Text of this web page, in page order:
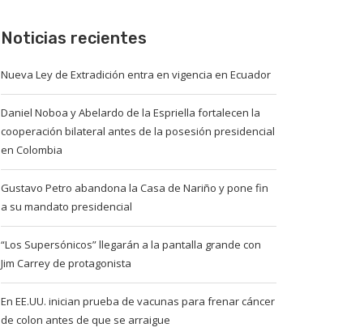
Noticias recientes
Nueva Ley de Extradición entra en vigencia en Ecuador
Daniel Noboa y Abelardo de la Espriella fortalecen la
cooperación bilateral antes de la posesión presidencial
en Colombia
Gustavo Petro abandona la Casa de Nariño y pone fin
a su mandato presidencial
“Los Supersónicos” llegarán a la pantalla grande con
Jim Carrey de protagonista
En EE.UU. inician prueba de vacunas para frenar cáncer
de colon antes de que se arraigue